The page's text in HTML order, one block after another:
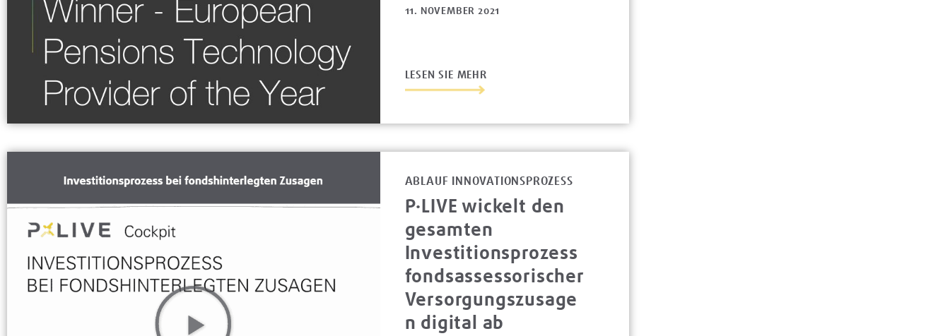
11. NOVEMBER 2021
LESEN SIE MEHR
ABLAUF INNOVATIONSPROZESS
P·LIVE wickelt den
gesamten
Investitionsprozess
fondsassessorischer
Versorgungszusage
n digital ab